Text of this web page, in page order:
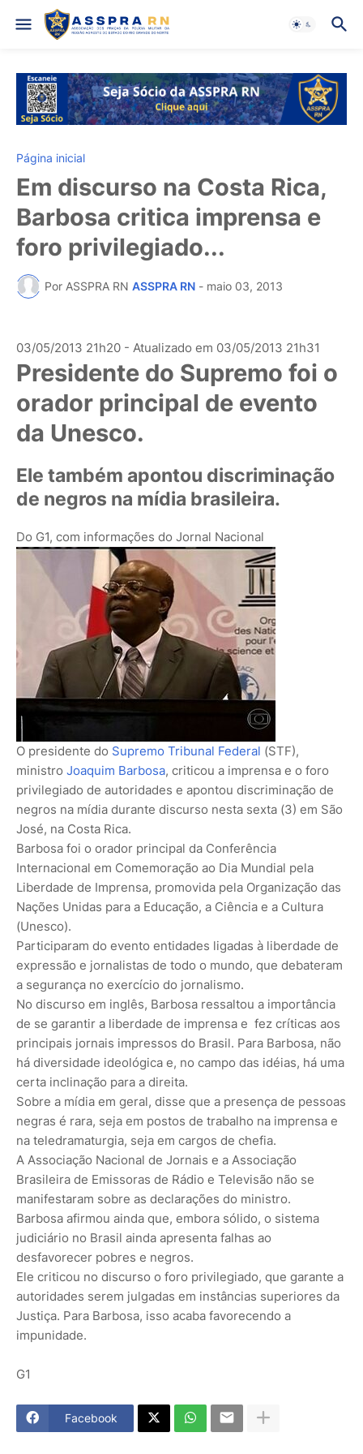
Página inicial
Em discurso na Costa Rica,
Barbosa critica imprensa e
foro privilegiado...
Por ASSPRA RN ASSPRA RN - maio 03, 2013
03/05/2013 21h20 - Atualizado em 03/05/2013 21h31
Presidente do Supremo foi o
orador principal de evento
da Unesco.
Ele também apontou discriminação
de negros na mídia brasileira.
Do G1, com informações do Jornal Nacional
O presidente do Supremo Tribunal Federal (STF),
ministro Joaquim Barbosa, criticou a imprensa e o foro
privilegiado de autoridades e apontou discriminação de
negros na mídia durante discurso nesta sexta (3) em São
José, na Costa Rica.
Barbosa foi o orador principal da Conferência
Internacional em Comemoração ao Dia Mundial pela
Liberdade de Imprensa, promovida pela Organização das
Nações Unidas para a Educação, a Ciência e a Cultura
(Unesco).
Participaram do evento entidades ligadas à liberdade de
expressão e jornalistas de todo o mundo, que debateram
a segurança no exercício do jornalismo.
No discurso em inglês, Barbosa ressaltou a importância
de se garantir a liberdade de imprensa e fez críticas aos
principais jornais impressos do Brasil. Para Barbosa, não
há diversidade ideológica e, no campo das idéias, há uma
certa inclinação para a direita.
Sobre a mídia em geral, disse que a presença de pessoas
negras é rara, seja em postos de trabalho na imprensa e
na teledramaturgia, seja em cargos de chefia.
A Associação Nacional de Jornais e a Associação
Brasileira de Emissoras de Rádio e Televisão não se
manifestaram sobre as declarações do ministro.
Barbosa afirmou ainda que, embora sólido, o sistema
judiciário no Brasil ainda apresenta falhas ao
desfavorecer pobres e negros.
Ele criticou no discurso o foro privilegiado, que garante a
autoridades serem julgadas em instâncias superiores da
Justiça. Para Barbosa, isso acaba favorecendo a
impunidade.
G1
Facebook